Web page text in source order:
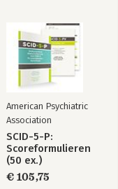
American Psychiatric
Association
SCID-5-P:
Scoreformulieren
(50 ex.)
€ 105,75